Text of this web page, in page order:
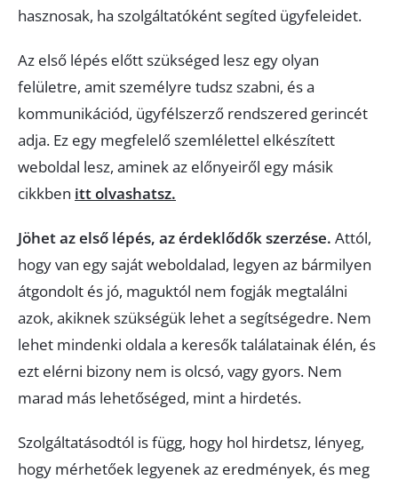
hasznosak, ha szolgáltatóként segíted ügyfeleidet.
Az első lépés előtt szükséged lesz egy olyan
felületre, amit személyre tudsz szabni, és a
kommunikációd, ügyfélszerző rendszered gerincét
adja. Ez egy megfelelő szemlélettel elkészített
weboldal lesz, aminek az előnyeiről egy másik
cikkben itt olvashatsz.
Jöhet az első lépés, az érdeklődők szerzése. Attól,
hogy van egy saját weboldalad, legyen az bármilyen
átgondolt és jó, maguktól nem fogják megtalálni
azok, akiknek szükségük lehet a segítségedre. Nem
lehet mindenki oldala a keresők találatainak élén, és
ezt elérni bizony nem is olcsó, vagy gyors. Nem
marad más lehetőséged, mint a hirdetés.
Szolgáltatásodtól is függ, hogy hol hirdetsz, lényeg,
hogy mérhetőek legyenek az eredmények, és meg